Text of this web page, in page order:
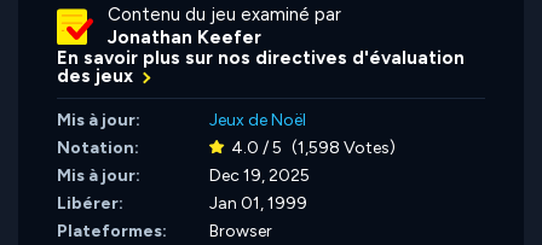
Contenu du jeu examiné par
Jonathan Keefer
En savoir plus sur nos directives d'évaluation
des jeux
Mis à jour:
Jeux de Noël
Notation:
4.0 / 5 (1,598 Votes)
Mis à jour:
Dec 19, 2025
Libérer:
Jan 01, 1999
Plateformes:
Browser